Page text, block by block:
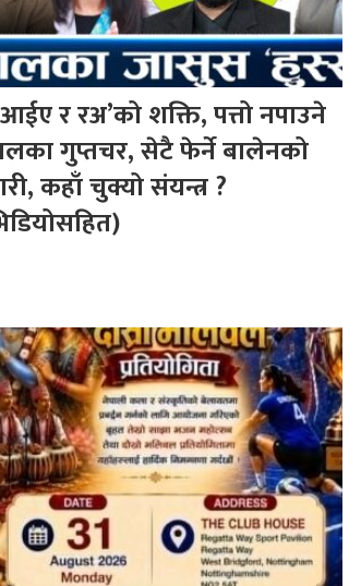
र रअ’को शक्ति, पत्तो नपाउने
गुप्तचर, सेटै फेर्ने बालेनको
कहाँ चुक्यो संयन्त्र ?